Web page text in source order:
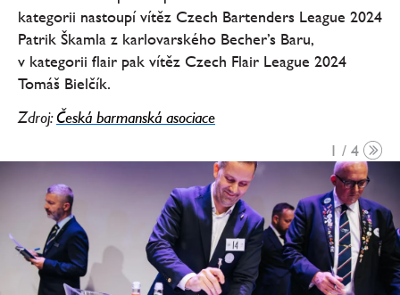
kategorii nastoupí vítěz Czech Bartenders League 2024
Patrik Škamla z karlovarského Becher’s Baru,
v kategorii flair pak vítěz Czech Flair League 2024
Tomáš Bielčík.
Zdroj:Česká barmanská asociace
1 / 4